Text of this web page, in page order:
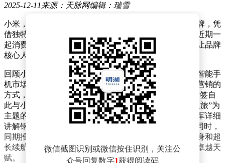
2025-12-11 来源：天脉网编辑：瑞雪
小米，这个从手机领域一路拓展至家电、汽车市场的品牌，凭
借独特的营销策略，在行业内树立了标杆地位。然而，近期一
起消费维权案件，却将小米推到了舆论的风口浪尖，也让品牌
核心人物雷军陷入了公众审视的视野。
回顾小米的发展历程，其营销手段堪称一绝。2011年，智能手
机市场被高价智能机占据主导，雷军以价格悬念和反差营销的
方式，让小米1惊艳登场，一举成名，“性价比之神”的标签自
此与小米紧密相连。2014年，小米以“一块钢板的艺术之旅”为
主题的年度发布会，更是让品牌火出圈。发布会上，雷军详细
讲解钢板工艺，一句“碉堡了”成为当年科技圈流行语。同时，
同期推出仅79元的小米手环，凭借超高性价比、超轻表身和超
长续航，在市场上占据优势，展现出雷军在营销方面的卓越天
赋。
微信截图识别或微信按住识别，关注公
众号回复数字1获得阅读码